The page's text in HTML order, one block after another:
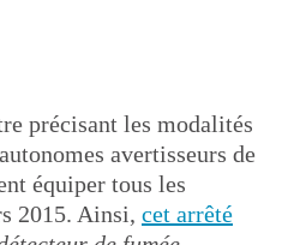
précisant les modalités
avertisseurs de
équiper tous les
2015. Ainsi, cet arrêté